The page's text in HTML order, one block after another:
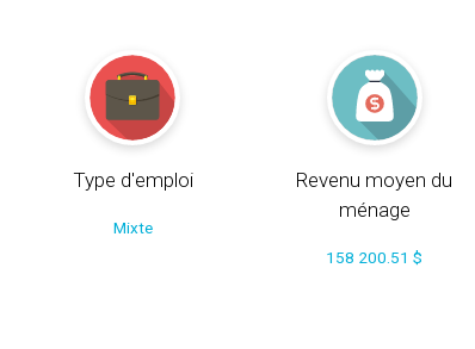
Type d'emploi
Mixte
Revenu moyen du
ménage
158 200.51 $